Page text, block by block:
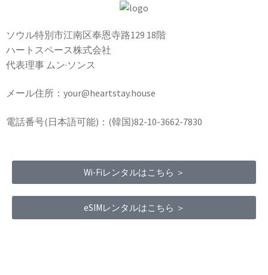
ソウル特別市江南区奉恩寺路129 18階
ハートスペース株式会社
代表理事 ムン·ソンス
メール住所：your@heartstay.house
電話番号(日本語可能)：(韓国)82-10-3662-7830
Wi-Fiレンタルはこちら ＞
eSIMレンタルはこちら ＞